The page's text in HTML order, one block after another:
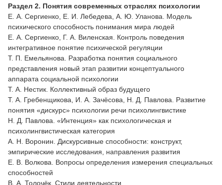
Раздел 2. Понятия современных отраслях психологии
Е. А. Сергиенко, Е. И. Лебедева, А. Ю. Уланова. Модель
психического способность понимания мира людей
Е. А. Сергиенко, Г. А. Виленская. Контроль поведения
интегративное понятие психической регуляции
Т. П. Емельянова. Разработка понятия социального
представления новый этап развитии концептуального
аппарата социальной психологии
Т. А. Нестик. Коллективный образ будущего
Т. А. Гребенщикова, И. А. Зачёсова, Н. Д. Павлова. Развитие
понятия «дискурс» психологии речи психолингвистике
Н. Д. Павлова. «Интенция» как психологическая и
психолингвистическая категория
А. Н. Воронин. Дискурсивные способности: конструкт,
эмпирические исследования, направления развития
Е. В. Волкова. Вопросы определения измерения специальных
способностей
В. А. Толочёк. Стили деятельности